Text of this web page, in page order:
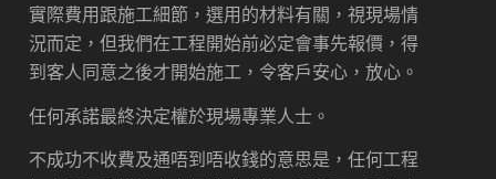
實際費用跟施工細節，選用的材料有關，視現場情
況而定，但我們在工程開始前必定會事先報價，得
到客人同意之後才開始施工，令客戶安心，放心。
任何承諾最終決定權於現場專業人士。
不成功不收費及通唔到唔收錢的意思是，任何工程